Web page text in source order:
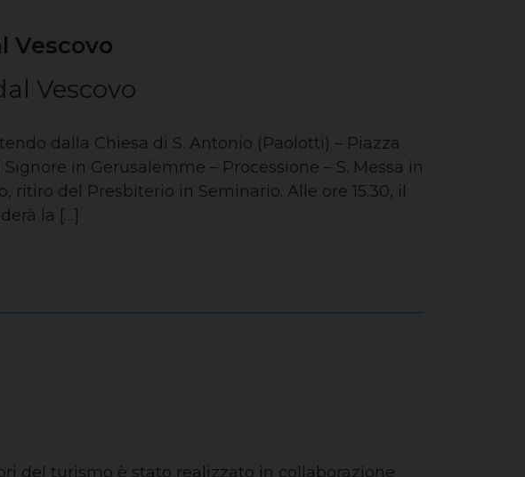
Vescovo
Vescovo
dalla Chiesa di S. Antonio (Paolotti) – Piazza
in Gerusalemme – Processione – S. Messa in
del Presbiterio in Seminario. Alle ore 15.30, il
la […]
del turismo è stato realizzato in collaborazione